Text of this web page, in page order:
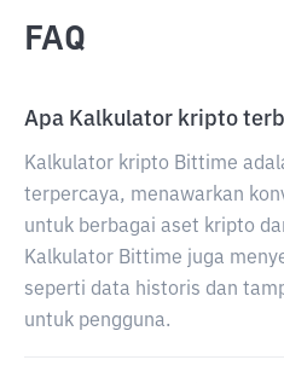
FAQ
Apa Kalkulator kripto
Kalkulator kripto Bittime
terpercaya, menawarkan
untuk berbagai aset kripto
Kalkulator Bittime juga
seperti data historis dan
untuk pengguna.